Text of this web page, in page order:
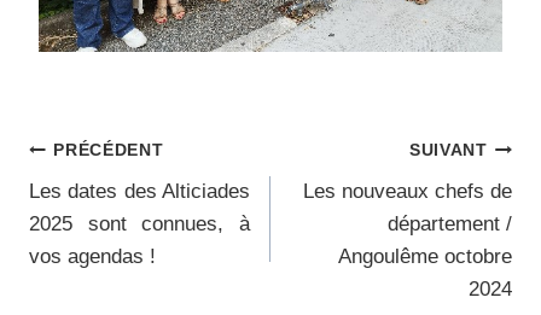
Navigation
de
l’article
PRÉCÉDENT
Les dates des Alticiades
2025 sont connues, à
vos agendas !
SUIVANT
Les nouveaux chefs de
département /
Angoulême octobre
2024